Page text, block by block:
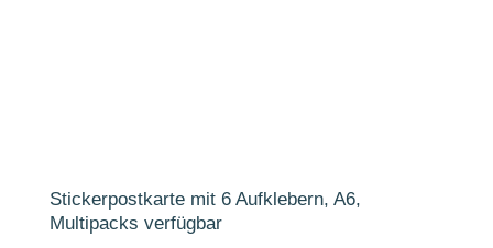
Stickerpostkarte mit 6 Aufklebern, A6,
Multipacks verfügbar